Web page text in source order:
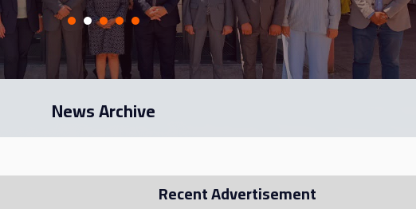
News Archive
Recent Advertisement